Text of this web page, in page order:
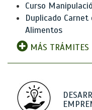
Curso
Duplicado
Alimentos
MÁS TRÁMITES